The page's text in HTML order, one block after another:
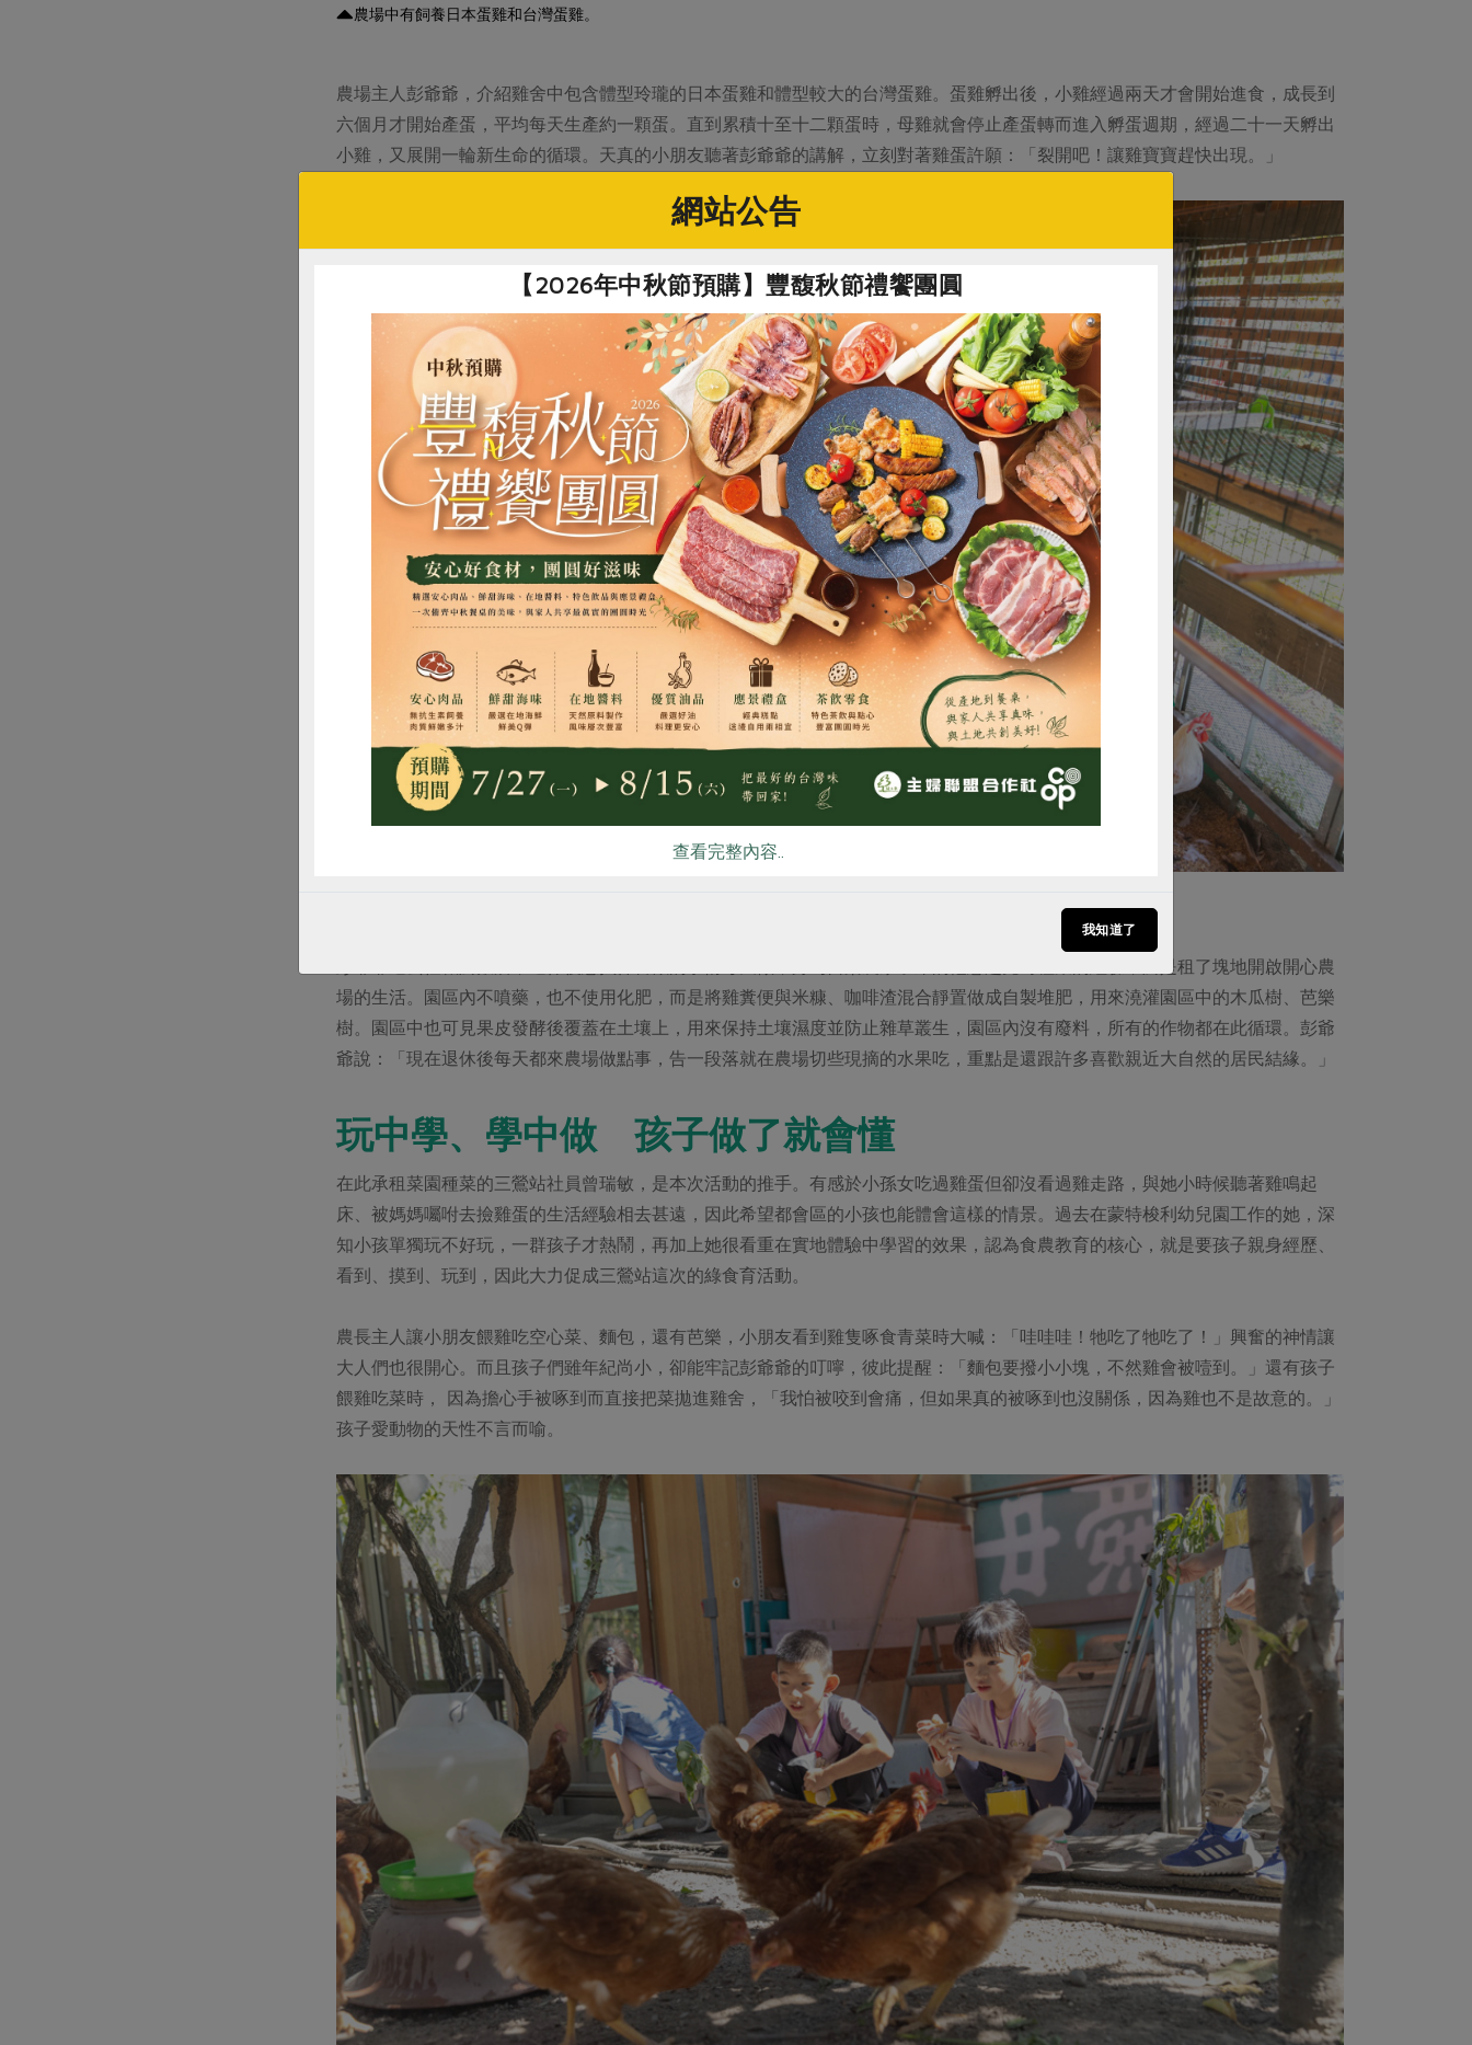
農場中有飼養日本蛋雞和台灣蛋雞。
農場主人彭爺爺，介紹雞舍中包含體型玲瓏的日本蛋雞和體型較大的台灣蛋雞。蛋雞孵出後，小雞經過兩天才會開始進食，成長到
六個月才開始產蛋，平均每天生產約一顆蛋。直到累積十至十二顆蛋時，母雞就會停止產蛋轉而進入孵蛋週期，經過二十一天孵出
小雞，又展開一輪新生命的循環。天真的小朋友聽著彭爺爺的講解，立刻對著雞蛋許願：「裂開吧！讓雞寶寶趕快出現。」
彭爺爺過去任職於飯店，退休後想找件喜歡的事情每天做，身為苗栗農家子弟的他想起兒時種菜的經驗，於是租了塊地開啟開心農
場的生活。園區內不噴藥，也不使用化肥，而是將雞糞便與米糠、咖啡渣混合靜置做成自製堆肥，用來澆灌園區中的木瓜樹、芭樂
樹。園區中也可見果皮發酵後覆蓋在土壤上，用來保持土壤濕度並防止雜草叢生，園區內沒有廢料，所有的作物都在此循環。彭爺
爺說：「現在退休後每天都來農場做點事，告一段落就在農場切些現摘的水果吃，重點是還跟許多喜歡親近大自然的居民結緣。」
玩中學、學中做 孩子做了就會懂
在此承租菜園種菜的三鶯站社員曾瑞敏，是本次活動的推手。有感於小孫女吃過雞蛋但卻沒看過雞走路，與她小時候聽著雞鳴起
床、被媽媽囑咐去撿雞蛋的生活經驗相去甚遠，因此希望都會區的小孩也能體會這樣的情景。過去在蒙特梭利幼兒園工作的她，深
知小孩單獨玩不好玩，一群孩子才熱鬧，再加上她很看重在實地體驗中學習的效果，認為食農教育的核心，就是要孩子親身經歷、
看到、摸到、玩到，因此大力促成三鶯站這次的綠食育活動。
農長主人讓小朋友餵雞吃空心菜、麵包，還有芭樂，小朋友看到雞隻啄食青菜時大喊：「哇哇哇！牠吃了牠吃了！」興奮的神情讓
大人們也很開心。而且孩子們雖年紀尚小，卻能牢記彭爺爺的叮嚀，彼此提醒：「麵包要撥小小塊，不然雞會被噎到。」還有孩子
餵雞吃菜時， 因為擔心手被啄到而直接把菜拋進雞舍，「我怕被咬到會痛，但如果真的被啄到也沒關係，因為雞也不是故意的。」
孩子愛動物的天性不言而喻。
惜食 RPET 食譜 減硝酸鹽 雞蛋 食安 共同購買
網站公告
【2026年中秋節預購】豐馥秋節禮饗團圓
查看完整內容..
我知道了